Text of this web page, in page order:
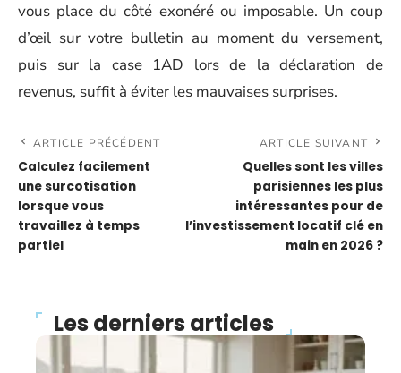
vous place du côté exonéré ou imposable. Un coup
d’œil sur votre bulletin au moment du versement,
puis sur la case 1AD lors de la déclaration de
revenus, suffit à éviter les mauvaises surprises.
ARTICLE PRÉCÉDENT
Calculez facilement
une surcotisation
lorsque vous
travaillez à temps
partiel
ARTICLE SUIVANT
Quelles sont les villes
parisiennes les plus
intéressantes pour de
l’investissement locatif clé en
main en 2026 ?
Les derniers articles